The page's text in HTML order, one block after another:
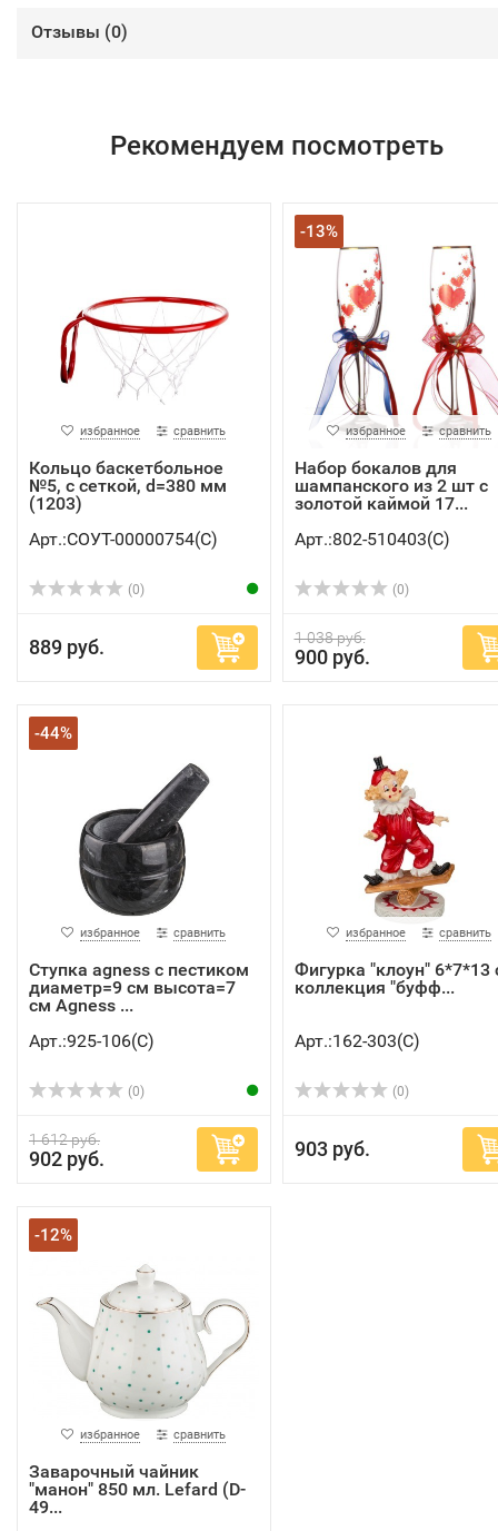
Отзывы (0)
Рекомендуем посмотреть
избранное сравнить
Кольцо баскетбольное
№5, с сеткой, d=380 мм
(1203)
Арт.:СОУТ-00000754(C)
(0)
889 руб.
-13%
избранное сравнить
Набор бокалов для
шампанского из 2 шт с
золотой каймой 17...
Арт.:802-510403(C)
(0)
1 038 руб.
900 руб.
-44%
избранное сравнить
Ступка agness с пестиком
диаметр=9 см высота=7
см Agness ...
Арт.:925-106(C)
(0)
1 612 руб.
902 руб.
избранное сравнить
Фигурка "клоун" 6*7*13
коллекция "буфф...
Арт.:162-303(C)
(0)
903 руб.
-12%
избранное сравнить
Заварочный чайник
"манон" 850 мл. Lefard (D-
49...